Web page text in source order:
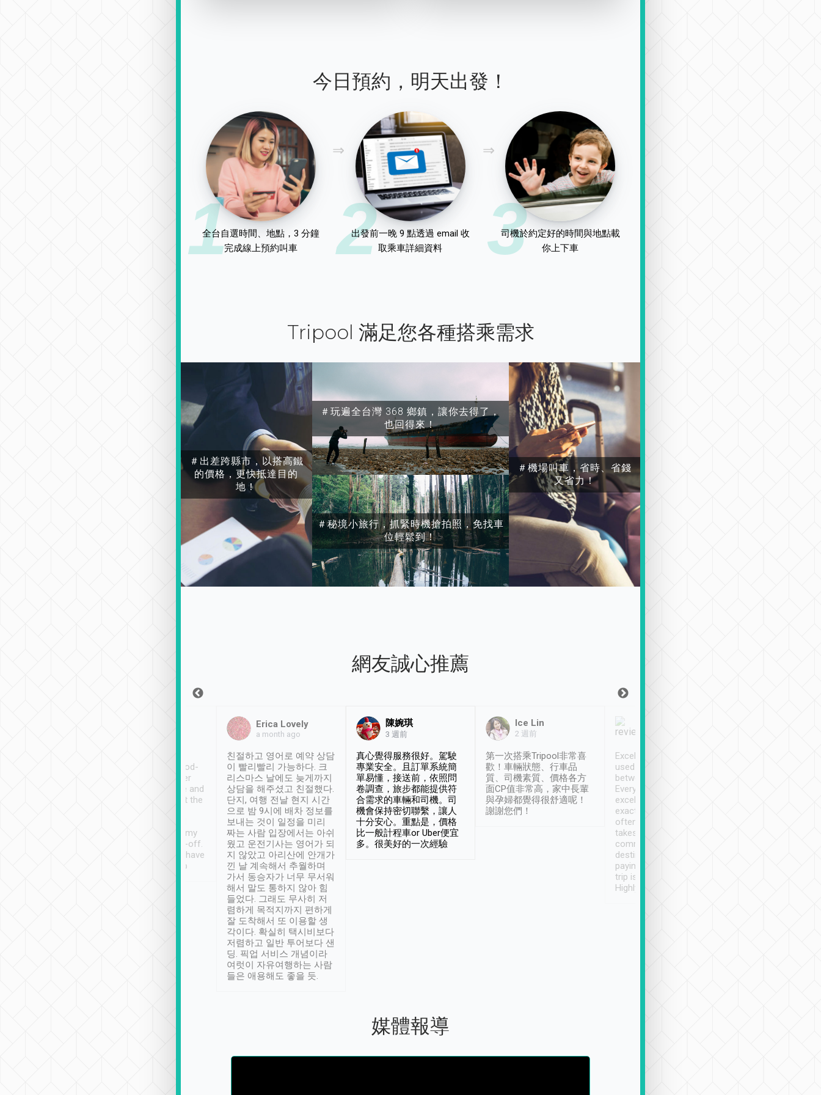
今日預約，明天出發！
1
全台自選時間、地點，3 分鐘
完成線上預約叫車
2
出發前一晚 9 點透過 email 收
取乘車詳細資料
3
司機於約定好的時間與地點載
你上下車
Tripool 滿足您各種搭乘需求
＃出差跨縣市，以搭高鐵
的價格，更快抵達目的
地！
＃玩遍全台灣 368 鄉鎮，讓你去得了，
也回得來！
＃秘境小旅行，抓緊時機搶拍照，免找車
位輕鬆到！
＃機場叫車，省時、省錢
又省力！
網友誠心推薦
service, vehicles in good-
condition and the driver
service was awesome and
thoughtful. Driver went the
have safely arrived at my
destination after drop-off.
Definitely something I have
not seen elsewhere 👍
Erica Lovely
a month ago
친절하고 영어로 예약 상담
이 빨리빨리 가능하다. 크
리스마스 날에도 늦게까지
상담을 해주셨고 친절했다.
단지, 여행 전날 현지 시간
으로 밤 9시에 배차 정보를
보내는 것이 일정을 미리
짜는 사람 입장에서는 아쉬
웠고 운전기사는 영어가 되
지 않았고 아리산에 안개가
낀 날 계속해서 추월하며
가서 동승자가 너무 무서워
해서 말도 통하지 않아 힘
들었다. 그래도 무사히 저
렴하게 목적지까지 편하게
잘 도착해서 또 이용할 생
각이다. 확실히 택시비보다
저렴하고 일반 투어보다 샌
딩. 픽업 서비스 개념이라
여럿이 자유여행하는 사람
들은 애용해도 좋을 듯.
陳婉琪
3 週前
真心覺得服務很好。駕駛
專業安全。且訂單系統簡
單易懂，接送前，依照問
卷調查，旅步都能提供符
合需求的車輛和司機。司
機會保持密切聯繫，讓人
十分安心。重點是，價格
比一般計程車or Uber便宜
多。很美好的一次經驗
Ice Lin
2 週前
第一次搭乘Tripool非常喜
歡！車輛狀態、行車品
質、司機素質、價格各方
面CP值非常高，家中長輩
與孕婦都覺得很舒適呢！
謝謝您們！
Excellent service. We have
used Tripool to travel
between cities in Taiwan.
Every driver has been
excellent and arrives
exactly on time. As there is
often limited English it
takes the difficulty out of
communicating the
destination details and
paying online prior to the
trip is very convenient.
Highly recommended
媒體報導